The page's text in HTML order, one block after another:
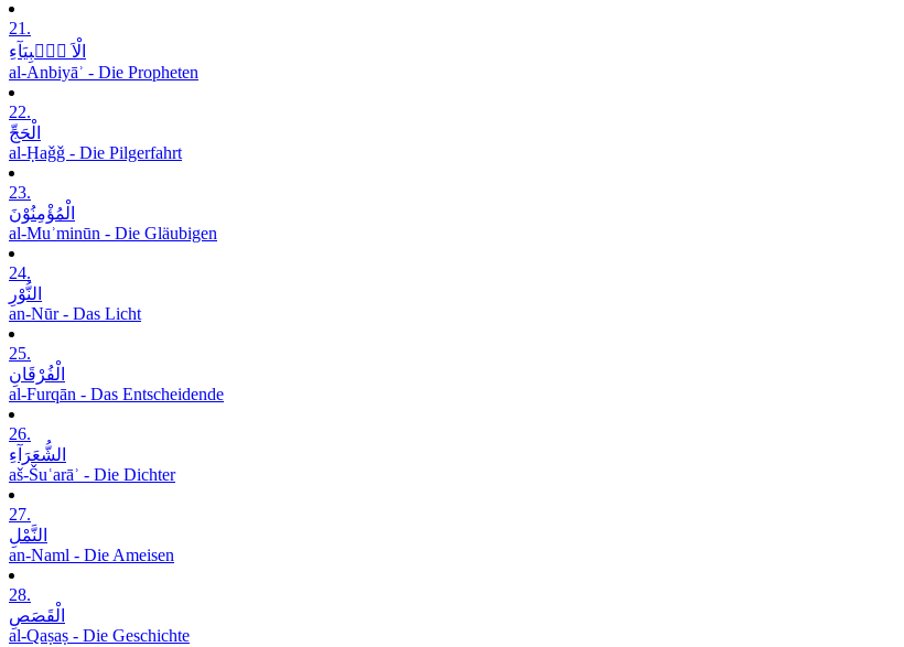
21.
الْاَ نۡۢبِیَآءِ
al-Anbiyāʾ - Die Propheten
22.
الْحَجِّ
al-Ḥaǧǧ - Die Pilgerfahrt
23.
الْمُؤْمِنُوْنَ
al-Muʾminūn - Die Gläubigen
24.
النُّوْرِ
an-Nūr - Das Licht
25.
الْفُرْقَانِ
al-Furqān - Das Entscheidende
26.
الشُّعَرَآءِ
aš-Šuʿarāʾ - Die Dichter
27.
النَّمْلِ
an-Naml - Die Ameisen
28.
الْقَصَصِ
al-Qaṣaṣ - Die Geschichte